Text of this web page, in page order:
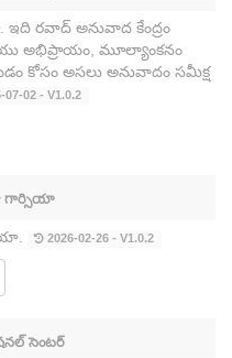
రవాద్ అనువాద కేంద్రం
అభిప్రాయం, మూల్యాంకనం
కోసం అసలు అనువాదం సమీక్ష
07-02 - V1.0.2
గార్సియా
2026-02-26 - V1.0.2
సెంటర్